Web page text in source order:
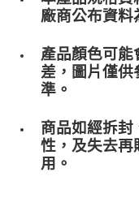
廠商公布資料
產品顏色可能
差，圖片僅供
準。
商品如經拆封
性，及失去再
用。